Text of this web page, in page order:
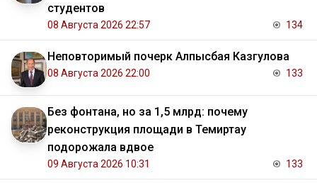
студентов
08 Августа 2026 22:57 134
Неповторимый почерк Алпысбая Казгулова
08 Августа 2026 22:00 133
Без фонтана, но за 1,5 млрд: почему
реконструкция площади в Темиртау
подорожала вдвое
09 Августа 2026 10:31 133